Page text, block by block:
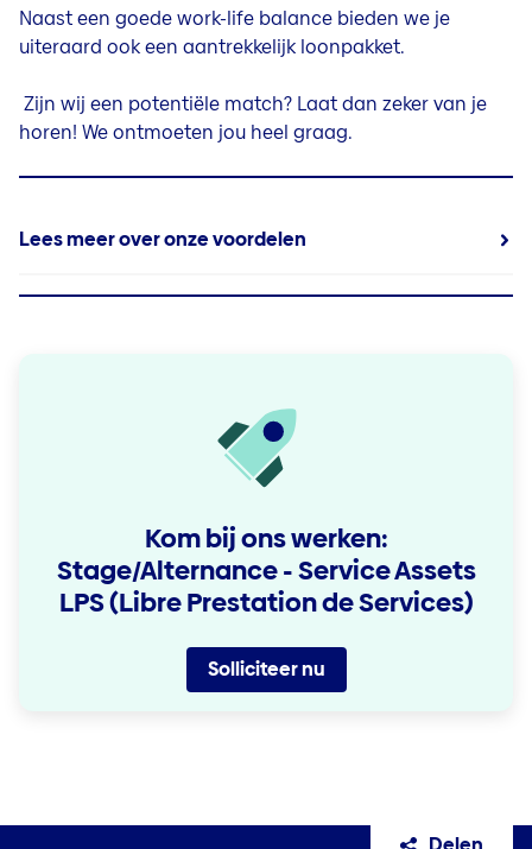
Naast een goede work-life balance bieden we je
uiteraard ook een aantrekkelijk loonpakket.
Zijn wij een potentiële match? Laat dan zeker van je
horen! We ontmoeten jou heel graag.
Lees meer over onze voordelen
Kom bij ons werken:
Stage/Alternance - Service Assets
LPS (Libre Prestation de Services)
Solliciteer nu